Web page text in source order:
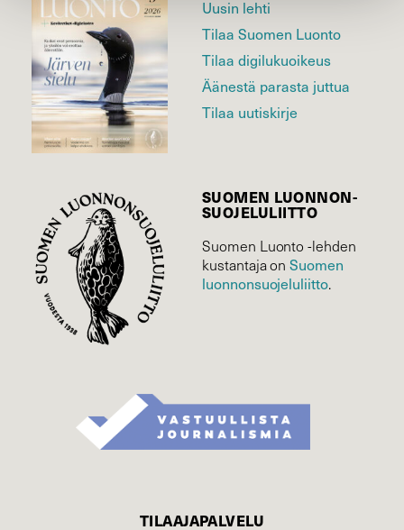
Uusin lehti
Tilaa Suomen Luonto
Tilaa digilukuoikeus
Äänestä parasta juttua
Tilaa uutiskirje
SUOMEN LUONNON­
SUOJELU­LIITTO
Suomen Luonto -lehden
kustantaja onSuomen
luonnonsuojelu­liitto.
TILAAJAPALVELU